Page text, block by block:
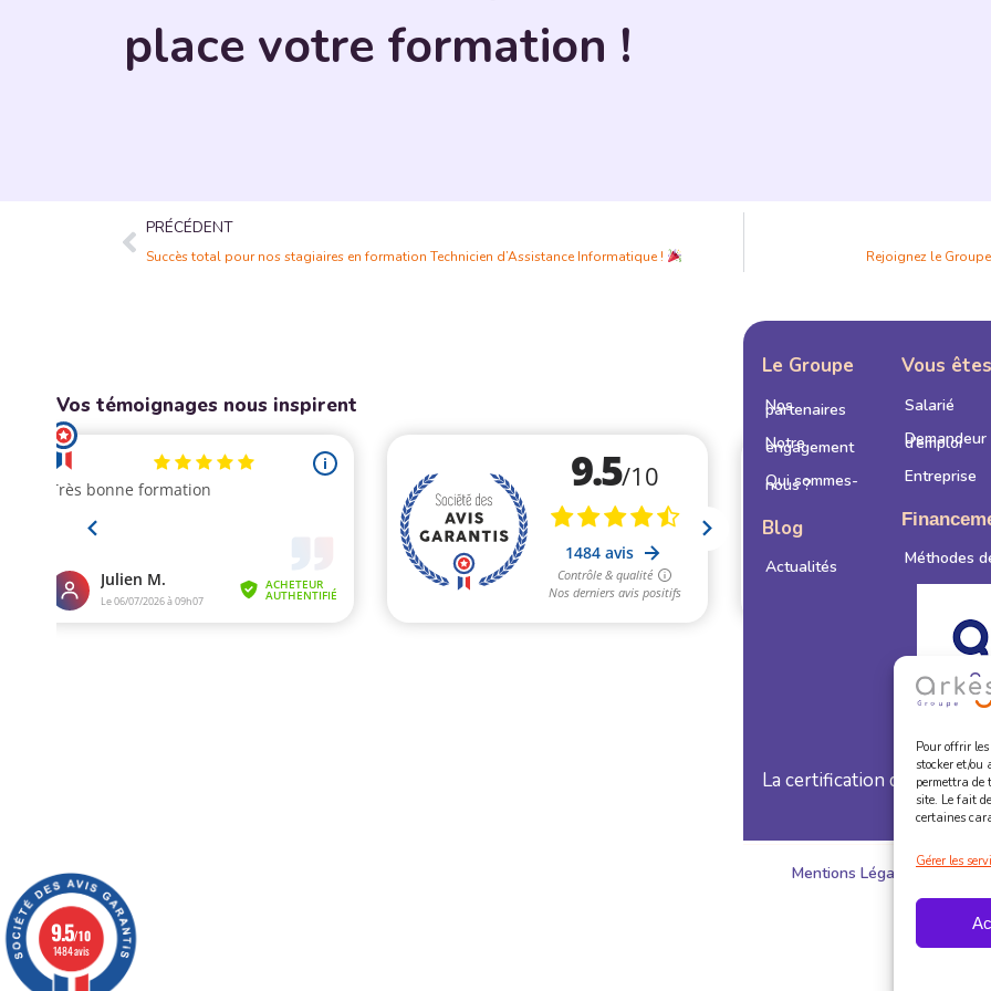
Pour offrir
stocker et/ou
permettra de
site. Le fait
certaines
Gérer les
place votre formation !
PRÉCÉDENT
Succès total pour nos stagiaires en formation Technicien d’Assistance Informatique ! Rejoignez le
Vos témoignages nous inspirent
Le Groupe
Nos
partenaires
Notre
engagement
Qui sommes-
nous ?
Blog
Actualités
Vous êtes
Salarié
Demandeur
d’emploi
Entreprise
Méthodes
La certification qualité a
Mentions Légales
2025
9.5/10
1484 avis